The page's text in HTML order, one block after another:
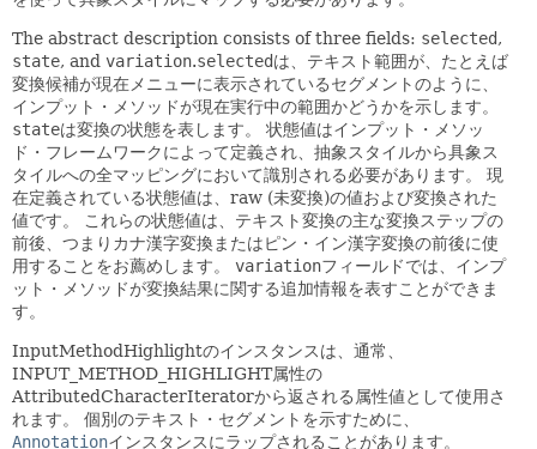
The abstract description consists of three fields: selected,
state, and variation.selectedは、テキスト範囲が、たとえば
変換候補が現在メニューに表示されているセグメントのように、
インプット・メソッドが現在実行中の範囲かどうかを示します。
stateは変換の状態を表します。
状態値はインプット・メソッ
ド・フレームワークによって定義され、抽象スタイルから具象ス
タイルへの全マッピングにおいて識別される必要があります。
現
在定義されている状態値は、raw (未変換)の値および変換された
値です。
これらの状態値は、テキスト変換の主な変換ステップの
前後、つまりカナ漢字変換またはピン・イン漢字変換の前後に使
用することをお薦めします。
variationフィールドでは、インプ
ット・メソッドが変換結果に関する追加情報を表すことができま
す。
InputMethodHighlightのインスタンスは、通常、
INPUT_METHOD_HIGHLIGHT属性の
AttributedCharacterIteratorから返される属性値として使用さ
れます。
個別のテキスト・セグメントを示すために、
Annotationインスタンスにラップされることがあります。